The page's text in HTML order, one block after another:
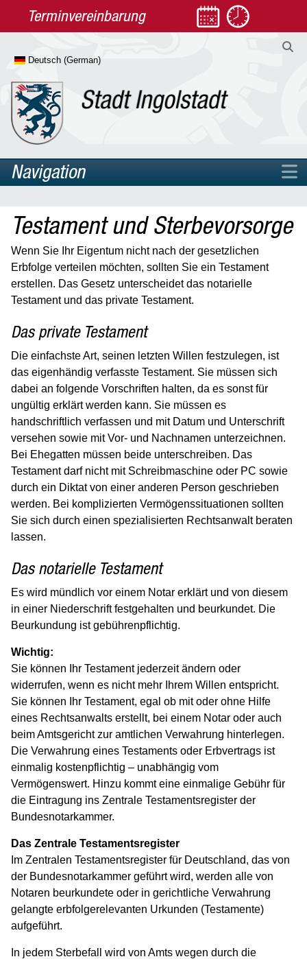
Terminvereinbarung
Navigation
Rathaus
Leben
Arbeit & Jobcenter
Diversität
Senioren
Hinweise für Senioren
Pflegestützpunkt Ingolstadt
Seniorenarbeit
Sozialleistungen
Vorsorge & Betreuung
Wohnen im Alter
Kultur
Service
Karriere
Wirtschaft
Gäste
Testament und Sterbevorsorge
Wenn Sie Ihr Eigentum nicht nach der gesetzlichen
Erbfolge verteilen möchten, sollten Sie ein Testament
erstellen. Das Gesetz unterscheidet das notarielle
Testament und das private Testament.
Das private Testament
Die einfachste Art, seinen letzten Willen festzulegen, ist
das eigenhändig verfasste Testament. Sie müssen sich
dabei an folgende Vorschriften halten, da es sonst für
ungültig erklärt werden kann. Sie müssen es
handschriftlich verfassen und mit Datum und Unterschrift
versehen sowie mit Vor- und Nachnamen unterzeichnen.
Bei Ehegatten müssen beide unterschreiben. Das
Testament darf nicht mit Schreibmaschine oder PC sowie
durch ein Diktat von einer anderen Person geschrieben
werden. Bei komplizierten Vermögenssituationen sollten
Sie sich durch einen spezialisierten Rechtsanwalt beraten
lassen.
Das notarielle Testament
Es wird mündlich vor einem Notar erklärt und von diesem
in einer Niederschrift festgehalten und beurkundet. Die
Beurkundung ist gebührenpflichtig.
Wichtig:
Sie können Ihr Testament jederzeit ändern oder
widerrufen, wenn es nicht mehr Ihrem Willen entspricht.
Sie können Ihr Testament, egal ob mit oder ohne Hilfe
eines Rechtsanwalts erstellt, bei einem Notar oder auch
beim Amtsgericht zur amtlichen Verwahrung hinterlegen.
Die Verwahrung eines Testaments oder Erbvertrags ist
einmalig kostenpflichtig – unabhängig vom
Vermögenswert. Hinzu kommt eine einmalige Gebühr für
die Eintragung ins Zentrale Testamentsregister der
Bundesnotarkammer.
Das Zentrale Testamentsregister
Im Zentralen Testamentsregister für Deutschland, das von
der Bundesnotarkammer geführt wird, werden alle von
Notaren beurkundete oder in gerichtliche Verwahrung
gelangte erbfolgerelevanten Urkunden (Testamente)
aufgeführt.
In jedem Sterbefall wird von Amts wegen durch die